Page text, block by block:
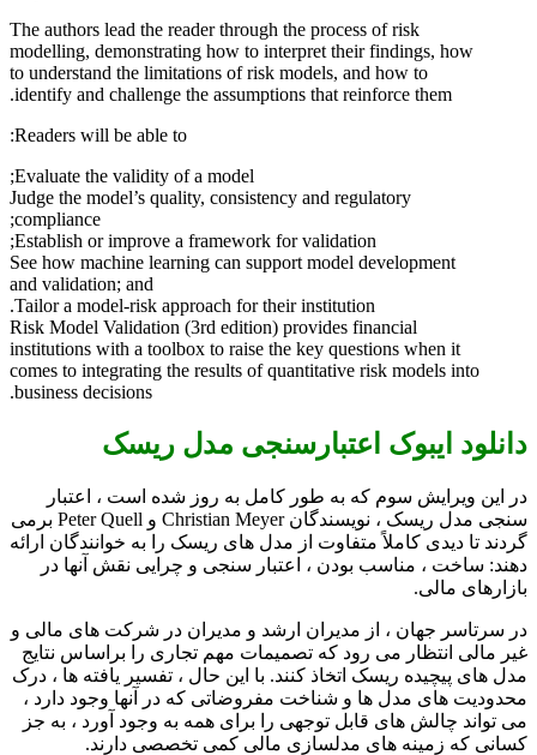
The authors lead the reader through the process of risk
modelling, demonstrating how to interpret their findings, how
to understand the limitations of risk models, and how to
identify and challenge the assumptions that reinforce them.
Readers will be able to:
Evaluate the validity of a model;
Judge the model’s quality, consistency and regulatory
compliance;
Establish or improve a framework for validation;
See how machine learning can support model development
and validation; and
Tailor a model-risk approach for their institution.
Risk Model Validation (3rd edition) provides financial
institutions with a toolbox to raise the key questions when it
comes to integrating the results of quantitative risk models into
business decisions.
دانلود ایبوک اعتبارسنجی مدل ریسک
در این ویرایش سوم که به طور کامل به روز شده است ، اعتبار
سنجی مدل ریسک ، نویسندگان Christian Meyer و Peter Quell برمی
گردند تا دیدی کاملاً متفاوت از مدل های ریسک را به خوانندگان ارائه
دهند: ساخت ، مناسب بودن ، اعتبار سنجی و چرایی نقش آنها در
بازارهای مالی.
در سرتاسر جهان ، از مدیران ارشد و مدیران در شرکت های مالی و
غیر مالی انتظار می رود که تصمیمات مهم تجاری را براساس نتایج
مدل های پیچیده ریسک اتخاذ کنند. با این حال ، تفسیر یافته ها ، درک
محدودیت های مدل ها و شناخت مفروضاتی که در آنها وجود دارد ،
می تواند چالش های قابل توجهی را برای همه به وجود آورد ، به جز
کسانی که زمینه های مدلسازی مالی کمی تخصصی دارند.